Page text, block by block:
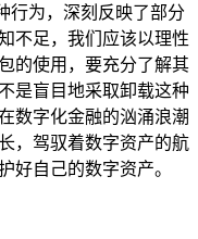
行为，深刻反映了部分
不足，我们应该以理性
的使用，要充分了解其
是盲目地采取卸载这种
数字化金融的汹涌浪潮
，驾驭着数字资产的航
好自己的数字资产。